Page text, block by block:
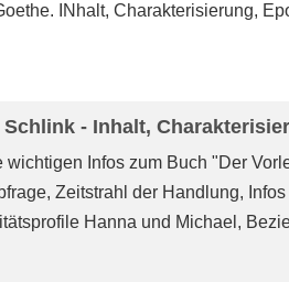
INhalt, Charakterisierung,
- Inhalt,
Infos zum Buch "Der
Zeitstrahl der Handlung,
Hanna und Michael,